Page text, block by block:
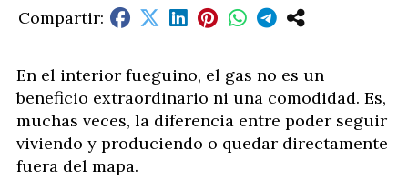
En el interior fueguino, el gas no es un
beneficio extraordinario ni una comodidad. Es,
muchas veces, la diferencia entre poder seguir
viviendo y produciendo o quedar directamente
fuera del mapa.